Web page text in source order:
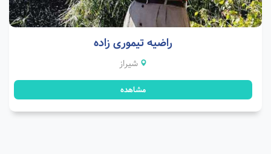
راضیه تیموری زاده
شیراز
مشاهده